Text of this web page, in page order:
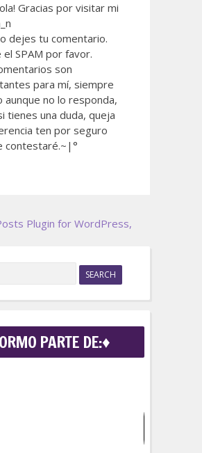
Gracias por visitar mi
dejes tu comentario.
SPAM por favor.
son
para mí, siempre
aunque no lo responda,
tienes una duda, queja
ten por seguro
contestaré.~|°
PARTE DE:♦